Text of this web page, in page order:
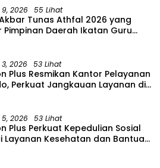
2026 55 Lihat
Tunas Athfal 2026 yang
Pimpinan Daerah Ikatan Guru
2026 53 Lihat
Plus Resmikan Kantor Pelayanan
Perkuat Jangkauan Layanan di
2026 53 Lihat
Plus Perkuat Kepedulian Sosial
Layanan Kesehatan dan Bantuan